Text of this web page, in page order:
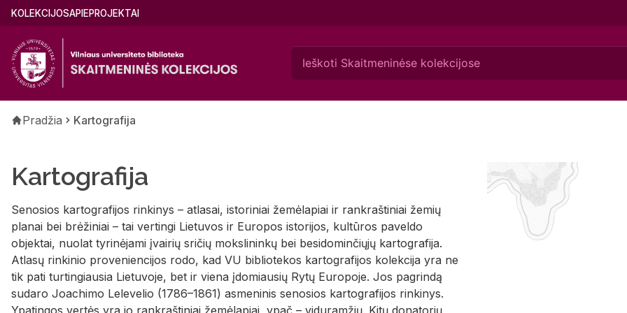
Pereiti
pagrindinį
turinį
Main
(lithuanian)
KOLEKCIJOSAPIEPROJEKTAI
Kelias
Pradžia Kartografija
Kartografija
Senosios kartografijos rinkinys – atlasai, istoriniai žemėlapiai ir rankraštiniai žemių
planai bei brėžiniai – tai vertingi Lietuvos ir Europos istorijos, kultūros paveldo
objektai, nuolat tyrinėjami įvairių sričių mokslininkų bei besidominčiųjų kartografija.
Atlasų rinkinio proveniencijos rodo, kad VU bibliotekos kartografijos kolekcija yra ne
tik pati turtingiausia Lietuvoje, bet ir viena įdomiausių Rytų Europoje. Jos pagrindą
sudaro Joachimo Lelevelio (1786–1861) asmeninis senosios kartografijos rinkinys.
Ypatingos vertės yra jo rankraštiniai žemėlapiai, ypač – viduramžių. Kitų donatorių